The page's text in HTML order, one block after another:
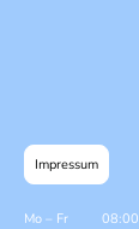
Impressum
Mo – Fr 08:00